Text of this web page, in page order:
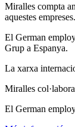
Miralles compta
aquestes empreses.
El German
Grup a Espanya.
La xarxa
Miralles
El German